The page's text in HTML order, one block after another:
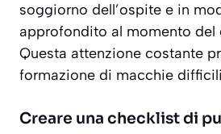
soggiorno dell’ospite e in
approfondito al momento del
Questa attenzione costante
formazione di macchie
Creare una checklist di